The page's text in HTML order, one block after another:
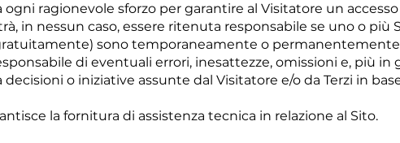
ogni ragionevole sforzo per garantire al Visitatore un
in nessun caso, essere ritenuta responsabile se uno o
sono temporaneamente o permanentemente
di eventuali errori, inesattezze, omissioni e, più
o iniziative assunte dal Visitatore e/o da Terzi in
la fornitura di assistenza tecnica in relazione al Sito.